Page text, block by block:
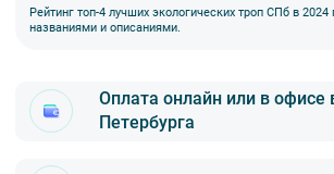
Рейтинг топ-4 лучших экологических троп СПб в 2024
названиями и описаниями.
Оплата онлайн или в офисе
Петербурга